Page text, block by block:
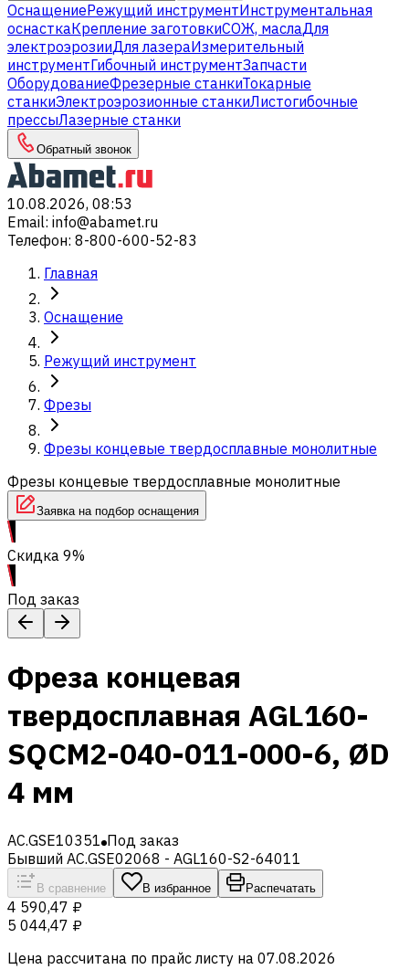
ОснащениеРежущий инструментИнструментальная
оснасткаКрепление заготовкиСОЖ, маслаДля
электроэрозииДля лазераИзмерительный
инструментГибочный инструментЗапчасти
ОборудованиеФрезерные станкиТокарные
станкиЭлектроэрозионные станкиЛистогибочные
прессыЛазерные станки
Обратный звонок
10.08.2026, 08:53
Email: info@abamet.ru
Телефон: 8-800-600-52-83
Главная
Оснащение
Режущий инструмент
Фрезы
Фрезы концевые твердосплавные монолитные
Фрезы концевые твердосплавные монолитные
Заявка на подбор оснащения
Скидка 9%
Под заказ
Фреза концевая
твердосплавная AGL160-
SQCM2-040-011-000-6, ØD
4 мм
AC.GSE10351 Под заказ
Бывший AC.GSE02068 - AGL160-S2-64011
В сравнение В избранное Распечатать
4 590,47 ₽
5 044,47 ₽
Цена рассчитана по прайс листу на 07.08.2026